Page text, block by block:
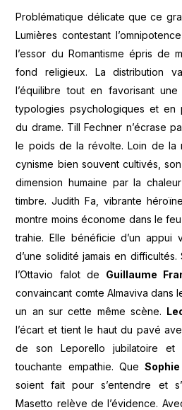
Problématique délicate que ce
Lumières contestant
l’essor du Romantisme épris de
fond religieux. La distribution
l’équilibre tout en favorisant
typologies psychologiques et en
du drame. Till Fechner n’écrase
le poids de la révolte. Loin de la
cynisme bien souvent cultivés,
dimension humaine par la
timbre. Judith Fa, vibrante
montre moins économe dans le
trahie. Elle bénéficie d’un appui
d’une solidité jamais en
l’Ottavio falot de Guillaume
convaincant comte Almaviva dans
un an sur cette même scène.
l’écart et tient le haut du pavé
de son Leporello jubilatoire et
touchante empathie. Que
soient fait pour s’entendre et
Masetto relève de l’évidence.